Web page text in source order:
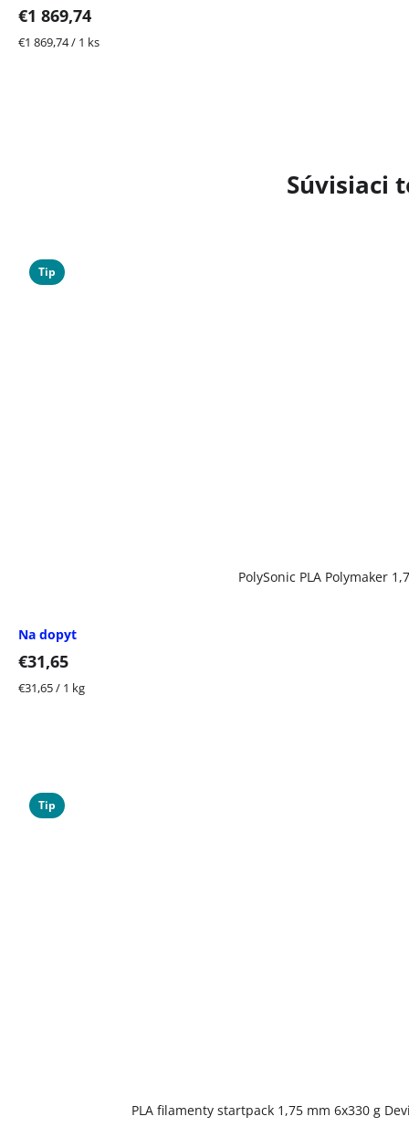
Súvisiaci
Tip
PolySonic PLA Polymaker
Na dopyt
€31,65
Jednotková
€31,65 / 1 kg
Tip
PLA filamenty startpack 1,75 mm 6x330 g
€1 869,74
Jednotková
€1 869,74 / 1 ks